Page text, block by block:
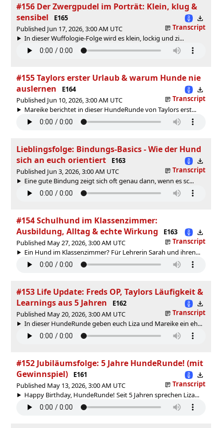
#156 Der Zwergpudel im Porträt: Klein, klug &
sensibel
E165
Published Jun 17, 2026, 3:00 AM UTC
Transcript
In dieser Wuffologie-Folge wird es klein, lockig und zi...
#155 Taylors erster Urlaub & warum Hunde nie
auslernen
E164
Published Jun 10, 2026, 3:00 AM UTC
Transcript
Mareike berichtet in dieser HundeRunde von Taylors erst...
Lieblingsfolge: Bindungs-Basics - Wie der Hund
sich an euch orientiert
E163
Published Jun 3, 2026, 3:00 AM UTC
Transcript
Eine gute Bindung zeigt sich oft genau dann, wenn es sc...
#154 Schulhund im Klassenzimmer:
Ausbildung, Alltag & echte Wirkung
E163
Published May 27, 2026, 3:00 AM UTC
Transcript
Ein Hund im Klassenzimmer? Für Lehrerin Sarah und ihren...
#153 Life Update: Freds OP, Taylors Läufigkeit &
Learnings aus 5 Jahren
E162
Published May 20, 2026, 3:00 AM UTC
Transcript
In dieser HundeRunde geben euch Liza und Mareike ein eh...
#152 Jubiläumsfolge: 5 Jahre HundeRunde! (mit
Gewinnspiel)
E161
Published May 13, 2026, 3:00 AM UTC
Transcript
Happy Birthday, HundeRunde! Seit 5 Jahren sprechen Liza...